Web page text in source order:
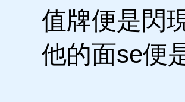
值牌便是閃
他的面se便